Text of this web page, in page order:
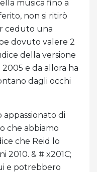
musica fino a
non si ritirò
ceduto una
dovuto valere 2
della versione
2005 e da allora ha
dagli occhi
appassionato di
che abbiamo
che Reid lo
2010. & # x201C;
e potrebbero